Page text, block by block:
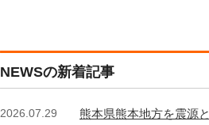
NEWSの新着記事
2026.07.29 熊本県熊本地方を震源